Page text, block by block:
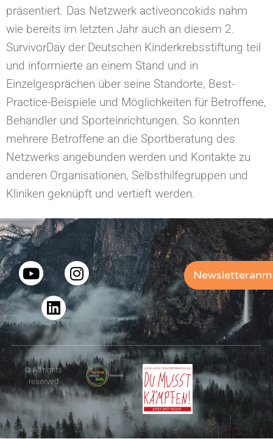
präsentiert. Das Netzwerk activeoncokids nahm
wie bereits im letzten Jahr auch an diesem 2.
SurvivorDay der Deutschen Kinderkrebsstiftung teil
und informierte an einem Stand und in
Einzelgesprächen über seine Standorte, Best-
Practice-Beispiele und Möglichkeiten für Betroffene,
Behandler und Sporteinrichtungen. So konnten
mehrere Betroffene an die Sportberatung des
Netzwerks angebunden werden und Kontakte zu
anderen Organisationen, Selbsthilfegruppen und
Kliniken geknüpft und vertieft werden.
© All rights
reserved